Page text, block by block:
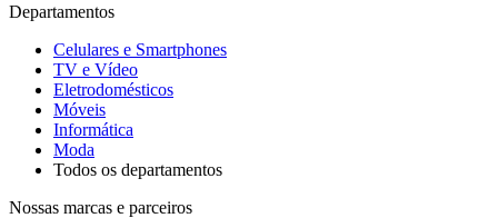
Departamentos
Celulares e Smartphones
TV e Vídeo
Eletrodomésticos
Móveis
Informática
Moda
Todos os departamentos
Nossas marcas e parceiros